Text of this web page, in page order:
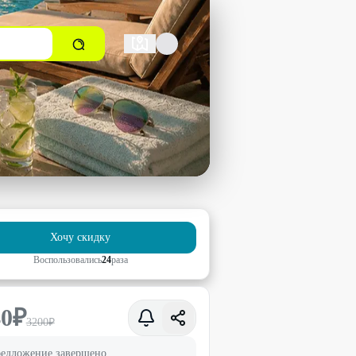
Хочу скидку
Воспользовались24раза
₽3200₽
завершено